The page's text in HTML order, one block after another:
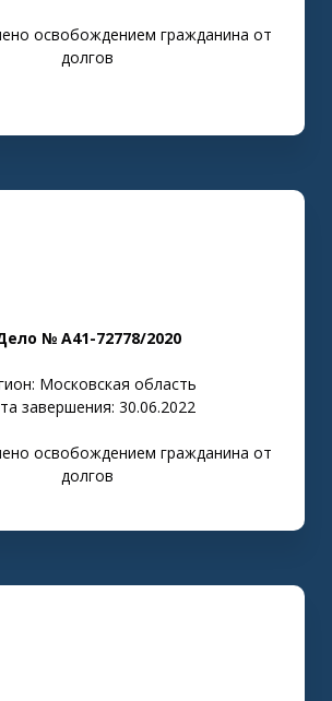
освобождением гражданина от
долгов
№ А41-72778/2020
Московская область
завершения: 30.06.2022
освобождением гражданина от
долгов